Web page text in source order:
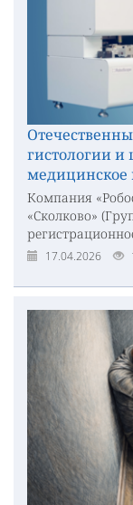
гистологии и
медицинское
Компания
«Сколково»
17.04.2026